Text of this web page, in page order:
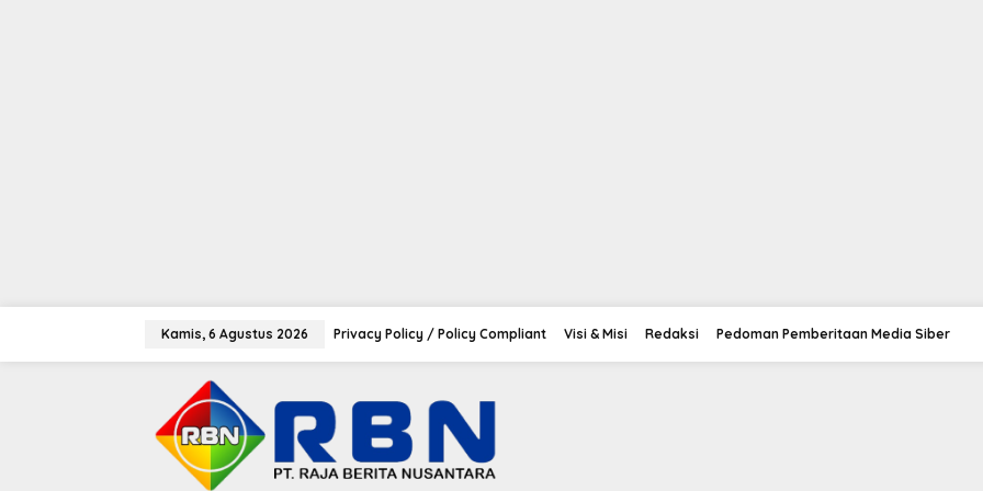
Kamis, 6 Agustus 2026 Privacy Policy / Policy Compliant Visi & Misi Redaksi Pedoman Pemberitaan Media Siber